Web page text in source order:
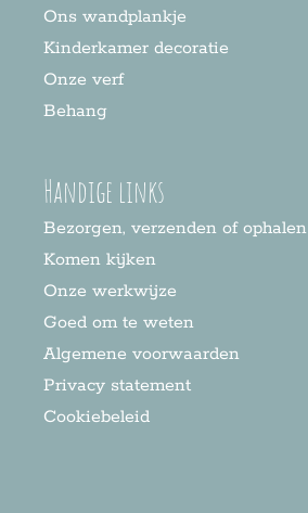
Ons wandplankje
Kinderkamer decoratie
Onze verf
Behang
Handige links
Bezorgen, verzenden of ophalen
Komen kijken
Onze werkwijze
Goed om te weten
Algemene voorwaarden
Privacy statement
Cookiebeleid